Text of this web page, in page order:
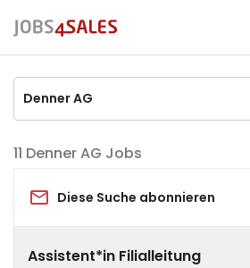
Denner AG Jobs
Diese Suche abonnieren
Assistent*in Filialleitung